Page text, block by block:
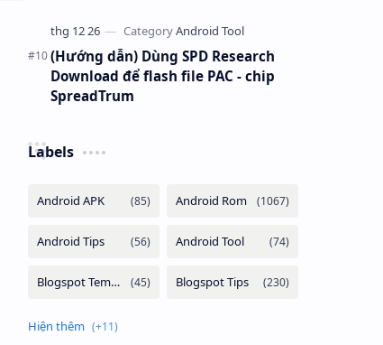
(Hướng dẫn) Dùng SPD Research
Download để flash file PAC - chip
SpreadTrum
Labels